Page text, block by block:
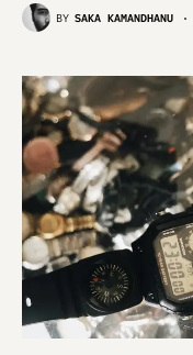
BY SAKA KAMANDHANU